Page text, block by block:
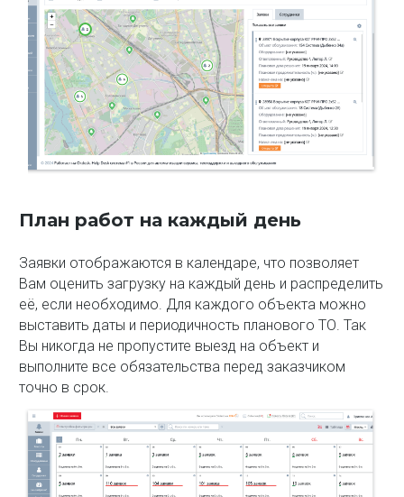
План работ на каждый день
Заявки отображаются в календаре, что позволяет
Вам оценить загрузку на каждый день и распределить
её, если необходимо. Для каждого объекта можно
выставить даты и периодичность планового ТО. Так
Вы никогда не пропустите выезд на объект и
выполните все обязательства перед заказчиком
точно в срок.